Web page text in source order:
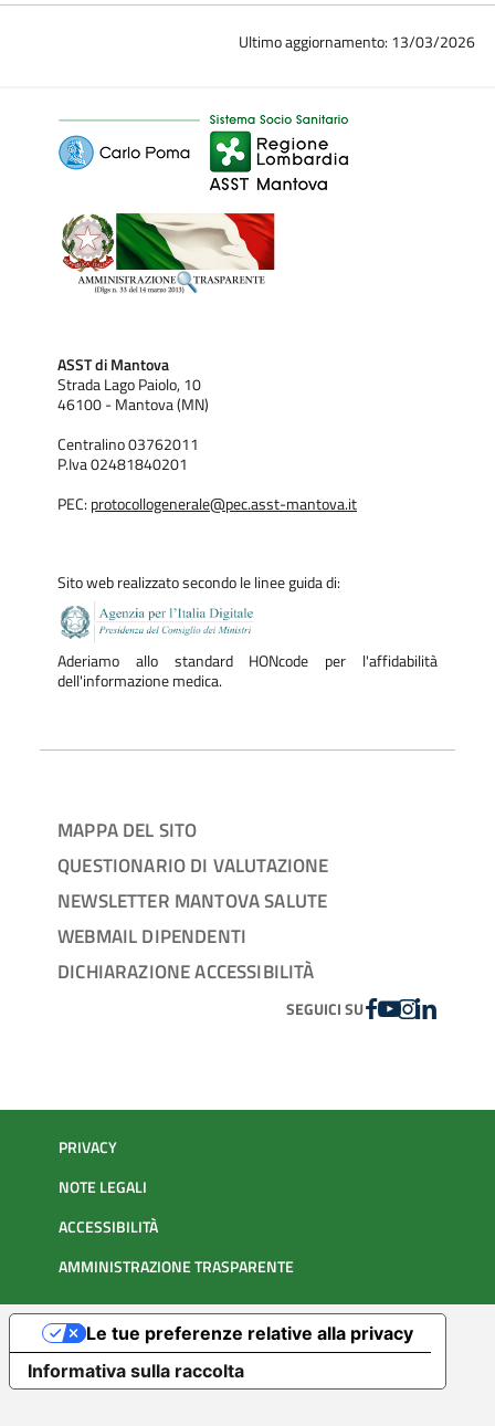
Ultimo aggiornamento: 13/03/2026
ASST di Mantova
Strada Lago Paiolo, 10
46100 - Mantova (MN)
Centralino 03762011
P.Iva 02481840201
PEC: protocollogenerale@pec.asst-mantova.it
Sito web realizzato secondo le linee guida di:
Aderiamo allo standard HONcode per l'affidabilità
dell'informazione medica.
MAPPA DEL SITO
QUESTIONARIO DI VALUTAZIONE
NEWSLETTER MANTOVA SALUTE
WEBMAIL DIPENDENTI
DICHIARAZIONE ACCESSIBILITÀ
SEGUICI SUFACEBOOK
YOUTUBE
INSTAGRAM
LINKEDIN
PRIVACY
NOTE LEGALI
ACCESSIBILITÀ
AMMINISTRAZIONE TRASPARENTE
Informativa sulla raccolta
Le tue preferenze relative alla privacy